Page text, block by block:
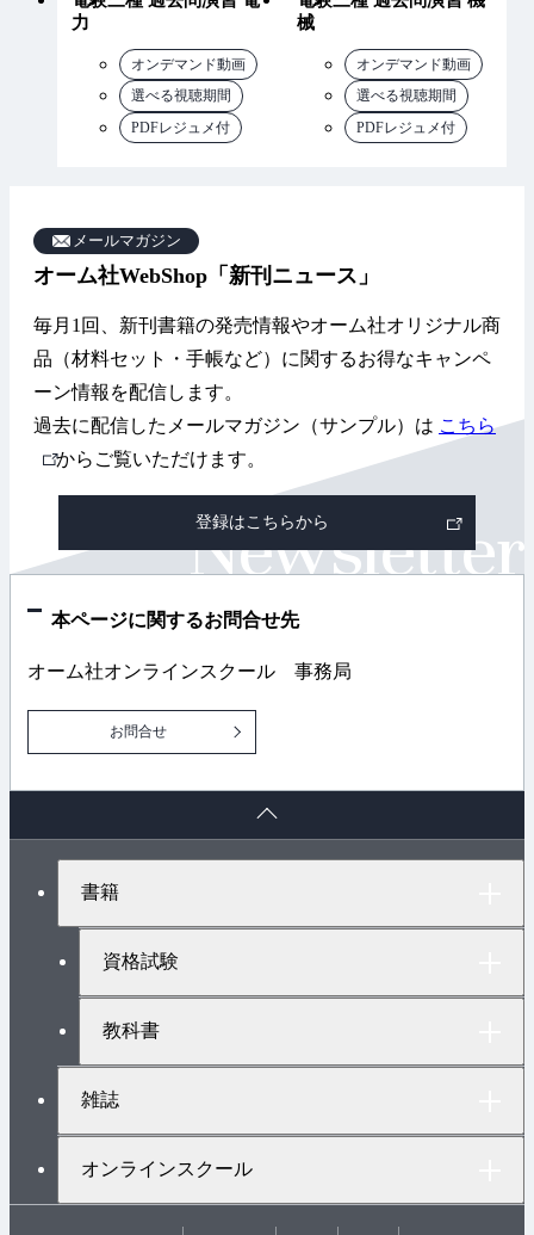
力
オンデマンド動画
選べる視聴期間
PDFレジュメ付
械
オンデマンド動画
選べる視聴期間
PDFレジュメ付
メールマガジン
オーム社WebShop「新刊ニュース」
毎月1回、新刊書籍の発売情報やオーム社オリジナル商
品（材料セット・手帳など）に関するお得なキャンペ
ーン情報を配信します。
過去に配信したメールマガジン（サンプル）は こちら
外
部
ン
からご覧いただけます。
登録はこちらから
本ページに関するお問合せ先
オーム社オンラインスクール 事務局
お問合せ
書籍
資格試験
教科書
雑誌
オンラインスクール